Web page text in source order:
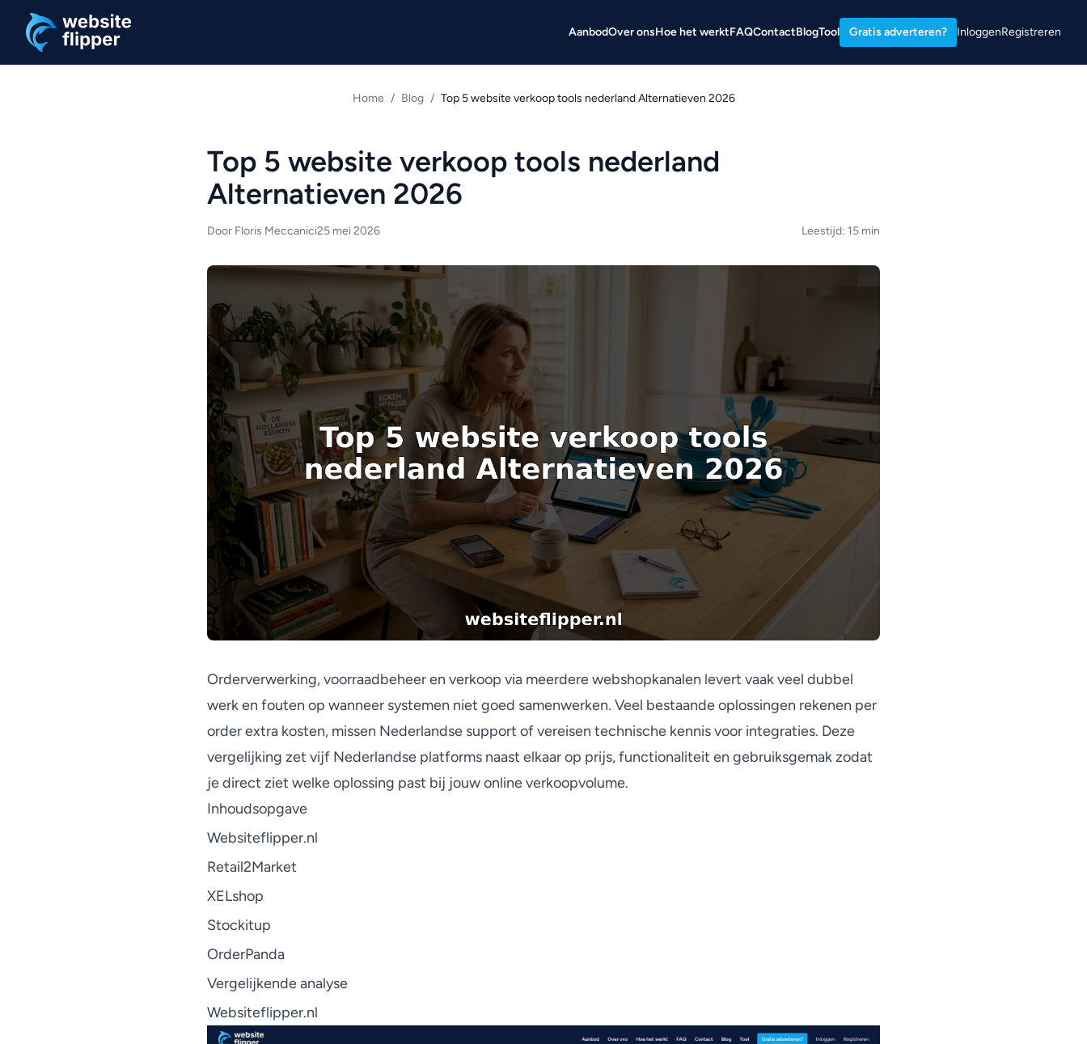
AanbodOver onsHoe het werktFAQContactBlogTool Gratis adverteren? InloggenRegistreren
Home / Blog / Top 5 website verkoop tools nederland Alternatieven 2026
Top 5 website verkoop tools nederland
Alternatieven 2026
Door Floris Meccanici25 mei 2026 Leestijd: 15 min
Orderverwerking, voorraadbeheer en verkoop via meerdere webshopkanalen levert vaak veel dubbel
werk en fouten op wanneer systemen niet goed samenwerken. Veel bestaande oplossingen rekenen per
order extra kosten, missen Nederlandse support of vereisen technische kennis voor integraties. Deze
vergelijking zet vijf Nederlandse platforms naast elkaar op prijs, functionaliteit en gebruiksgemak zodat
je direct ziet welke oplossing past bij jouw online verkoopvolume.
Inhoudsopgave
Websiteflipper.nl
Retail2Market
XELshop
Stockitup
OrderPanda
Vergelijkende analyse
Websiteflipper.nl